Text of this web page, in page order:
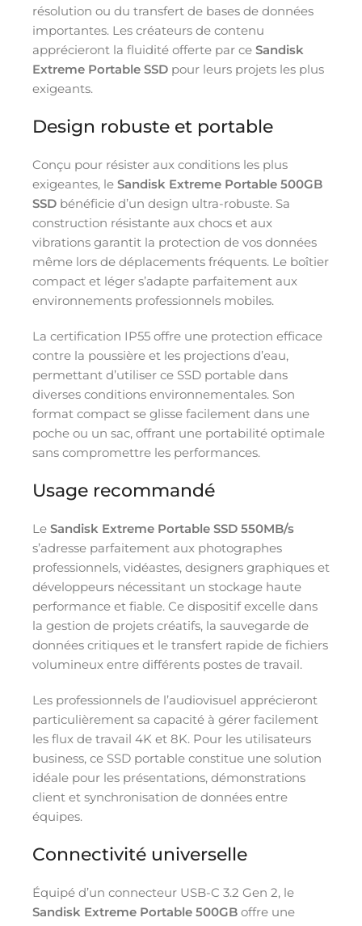
résolution ou du transfert de bases de données
importantes. Les créateurs de contenu
apprécieront la fluidité offerte par ce Sandisk
Extreme Portable SSD pour leurs projets les plus
exigeants.
Design robuste et portable
Conçu pour résister aux conditions les plus
exigeantes, le Sandisk Extreme Portable 500GB
SSD bénéficie d’un design ultra-robuste. Sa
construction résistante aux chocs et aux
vibrations garantit la protection de vos données
même lors de déplacements fréquents. Le boîtier
compact et léger s’adapte parfaitement aux
environnements professionnels mobiles.
La certification IP55 offre une protection efficace
contre la poussière et les projections d’eau,
permettant d’utiliser ce SSD portable dans
diverses conditions environnementales. Son
format compact se glisse facilement dans une
poche ou un sac, offrant une portabilité optimale
sans compromettre les performances.
Usage recommandé
Le Sandisk Extreme Portable SSD 550MB/s
s’adresse parfaitement aux photographes
professionnels, vidéastes, designers graphiques et
développeurs nécessitant un stockage haute
performance et fiable. Ce dispositif excelle dans
la gestion de projets créatifs, la sauvegarde de
données critiques et le transfert rapide de fichiers
volumineux entre différents postes de travail.
Les professionnels de l’audiovisuel apprécieront
particulièrement sa capacité à gérer facilement
les flux de travail 4K et 8K. Pour les utilisateurs
business, ce SSD portable constitue une solution
idéale pour les présentations, démonstrations
client et synchronisation de données entre
équipes.
Connectivité universelle
Équipé d’un connecteur USB-C 3.2 Gen 2, le
Sandisk Extreme Portable 500GB offre une